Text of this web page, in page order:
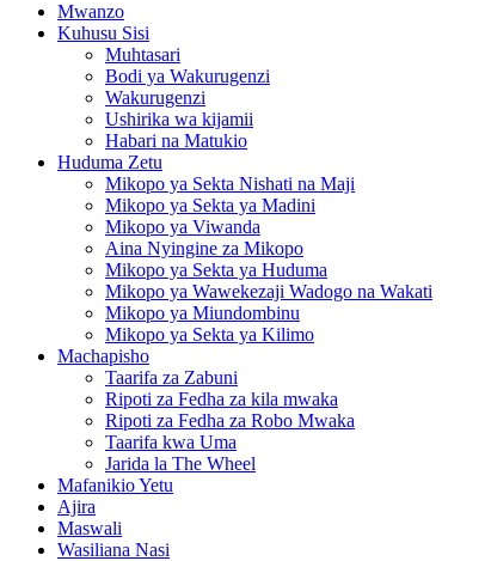
Mwanzo
Kuhusu Sisi
Muhtasari
Bodi ya Wakurugenzi
Wakurugenzi
Ushirika wa kijamii
Habari na Matukio
Huduma Zetu
Mikopo ya Sekta Nishati na Maji
Mikopo ya Sekta ya Madini
Mikopo ya Viwanda
Aina Nyingine za Mikopo
Mikopo ya Sekta ya Huduma
Mikopo ya Wawekezaji Wadogo na Wakati
Mikopo ya Miundombinu
Mikopo ya Sekta ya Kilimo
Machapisho
Taarifa za Zabuni
Ripoti za Fedha za kila mwaka
Ripoti za Fedha za Robo Mwaka
Taarifa kwa Uma
Jarida la The Wheel
Mafanikio Yetu
Ajira
Maswali
Wasiliana Nasi